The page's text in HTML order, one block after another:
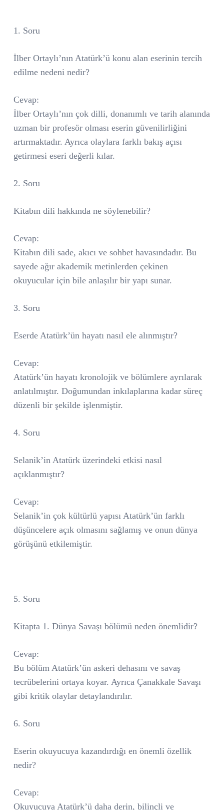
1. Soru
İlber Ortaylı’nın Atatürk’ü konu alan eserinin tercih
edilme nedeni nedir?
Cevap:
İlber Ortaylı’nın çok dilli, donanımlı ve tarih alanında
uzman bir profesör olması eserin güvenilirliğini
artırmaktadır. Ayrıca olaylara farklı bakış açısı
getirmesi eseri değerli kılar.
2. Soru
Kitabın dili hakkında ne söylenebilir?
Cevap:
Kitabın dili sade, akıcı ve sohbet havasındadır. Bu
sayede ağır akademik metinlerden çekinen
okuyucular için bile anlaşılır bir yapı sunar.
3. Soru
Eserde Atatürk’ün hayatı nasıl ele alınmıştır?
Cevap:
Atatürk’ün hayatı kronolojik ve bölümlere ayrılarak
anlatılmıştır. Doğumundan inkılaplarına kadar süreç
düzenli bir şekilde işlenmiştir.
4. Soru
Selanik’in Atatürk üzerindeki etkisi nasıl
açıklanmıştır?
Cevap:
Selanik’in çok kültürlü yapısı Atatürk’ün farklı
düşüncelere açık olmasını sağlamış ve onun dünya
görüşünü etkilemiştir.
5. Soru
Kitapta 1. Dünya Savaşı bölümü neden önemlidir?
Cevap:
Bu bölüm Atatürk’ün askeri dehasını ve savaş
tecrübelerini ortaya koyar. Ayrıca Çanakkale Savaşı
gibi kritik olaylar detaylandırılır.
6. Soru
Eserin okuyucuya kazandırdığı en önemli özellik
nedir?
Cevap:
Okuyucuya Atatürk’ü daha derin, bilinçli ve